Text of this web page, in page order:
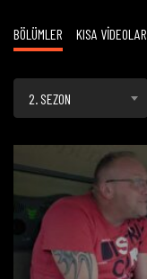
BÖLÜMLER KISA VİDEOLAR
2. SEZON